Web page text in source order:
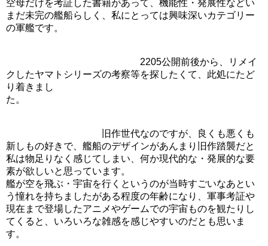
空母だけを考証した書籍があって、機能性・発展性などい
まだ未完の艦船らしく、私にとっては興味深いカテゴリー
の軍艦です。
2205公開前後から、リメイ
クしたヤマトシリーズの考察等を探したくて、此処にたど
り着きまし
た。
旧作世代なのですが、良くも悪くも
新しもの好きで、艦船のデザインがあんまり旧作踏襲だと
私は物足りなく感じてしまい、何か現代的な・発展的な要
素が欲しいと思っています。
艦が空を飛ぶ・宇宙を行くというのが当時すごいなあとい
う憧れを持ちましたがある程度の年齢になり、軍事考証や
現在まで登場したアニメやゲームでの宇宙ものを観たりし
てくると、いろいろな雑感を感じやすいのだとも思いま
す。